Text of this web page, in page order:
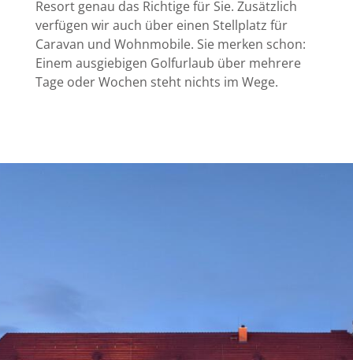
Resort genau das Richtige für Sie. Zusätzlich
verfügen wir auch über einen Stellplatz für
Caravan und Wohnmobile. Sie merken schon:
Einem ausgiebigen Golfurlaub über mehrere
Tage oder Wochen steht nichts im Wege.